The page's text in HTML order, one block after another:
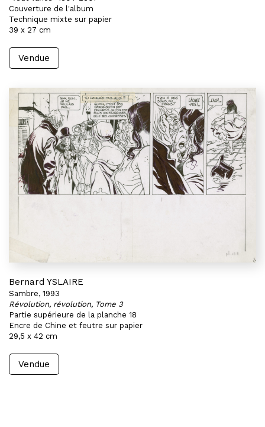
Couverture de l'album
Technique mixte sur papier
39 x 27 cm
Vendue
Bernard YSLAIRE
Sambre, 1993
Révolution, révolution, Tome 3
Partie supérieure de la planche 18
Encre de Chine et feutre sur papier
29,5 x 42 cm
Vendue